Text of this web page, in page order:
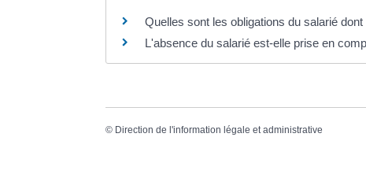
Quelles sont les obligations du salarié
L'absence du salarié est-elle prise en
© Direction de l'information légale et administrative